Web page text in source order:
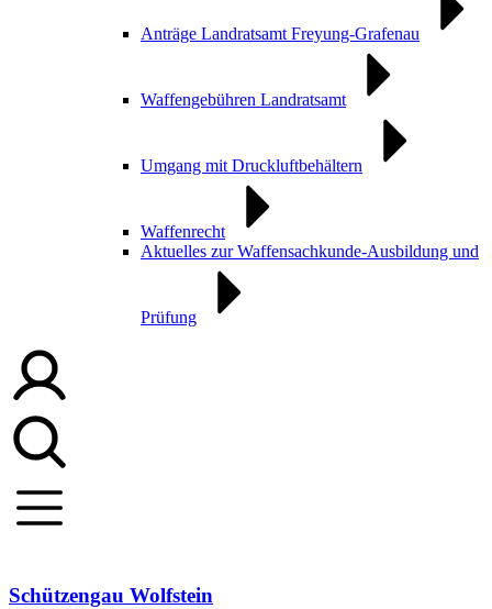
Anträge Landratsamt Freyung-Grafenau
Waffengebühren Landratsamt
Umgang mit Druckluftbehältern
Waffenrecht
Aktuelles zur Waffensachkunde-Ausbildung und
Prüfung
Schützengau Wolfstein